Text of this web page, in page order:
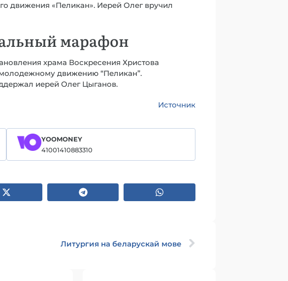
движения «Пеликан». Иерей Олег вручил
марафон
храма Воскресения Христова
движению “Пеликан”.
иерей Олег Цыганов.
Источник
YOOMONEY
41001410883310
Литургия на беларускай мове